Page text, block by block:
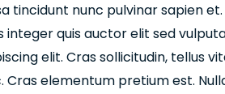
nunc pulvinar sapien et.
quis auctor elit sed
elit. Cras sollicitudin, tellus
elementum pretium est.